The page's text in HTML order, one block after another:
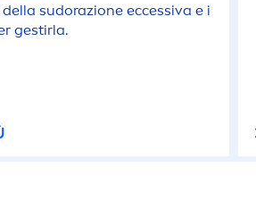
sudorazione eccessiva e i
gestirla.